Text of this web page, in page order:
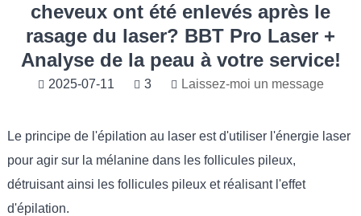
cheveux ont été enlevés après le
rasage du laser? BBT Pro Laser +
Analyse de la peau à votre service!
2025-07-11 3 Laissez-moi un message
Le principe de l'épilation au laser est d'utiliser l'énergie laser
pour agir sur la mélanine dans les follicules pileux,
détruisant ainsi les follicules pileux et réalisant l'effet
d'épilation.